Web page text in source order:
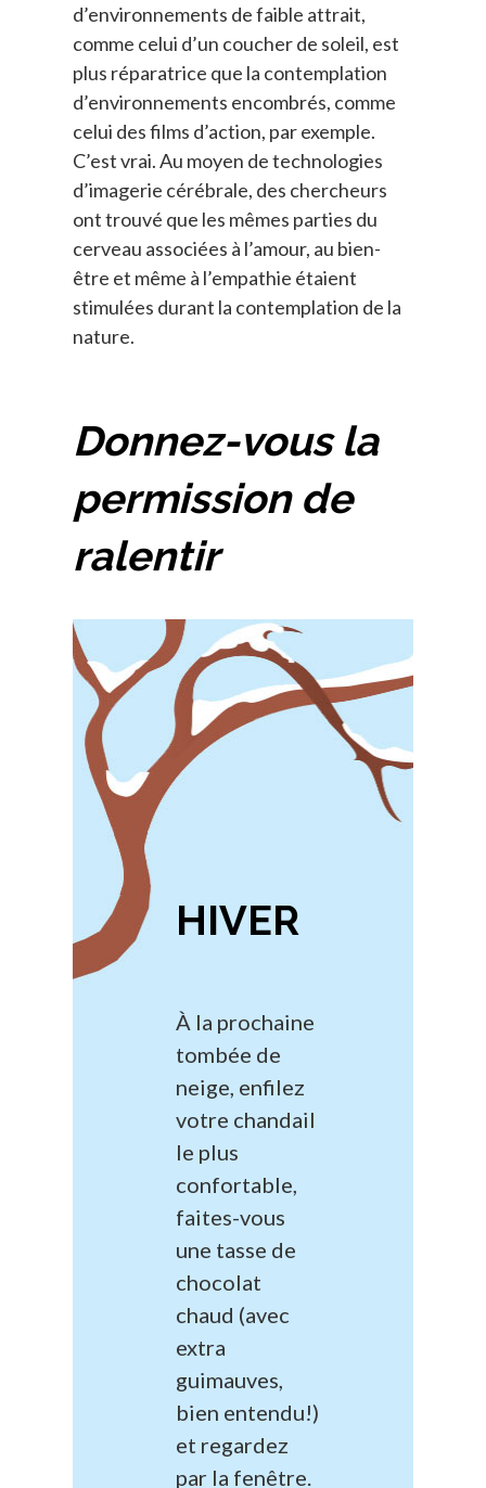
d’environnements de faible attrait,
comme celui d’un coucher de soleil, est
plus réparatrice que la contemplation
d’environnements encombrés, comme
celui des films d’action, par exemple.
C’est vrai. Au moyen de technologies
d’imagerie cérébrale, des chercheurs
ont trouvé que les mêmes parties du
cerveau associées à l’amour, au bien-
être et même à l’empathie étaient
stimulées durant la contemplation de la
nature.
Donnez-vous la
permission de
ralentir
HIVER
À la prochaine
tombée de
neige, enfilez
votre chandail
le plus
confortable,
faites-vous
une tasse de
chocolat
chaud (avec
extra
guimauves,
bien entendu!)
et regardez
par la fenêtre.